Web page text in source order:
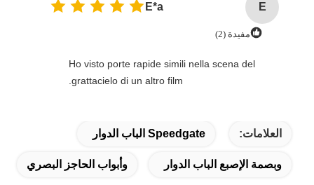
E
E*a
مفيدة (2)
Ho visto porte rapide simili nella scena del
grattacielo di un altro film.
العلامات: Speedgate الباب الدوار
وبصمة الإصبع الباب الدوار وأبواب الحاجز البصري